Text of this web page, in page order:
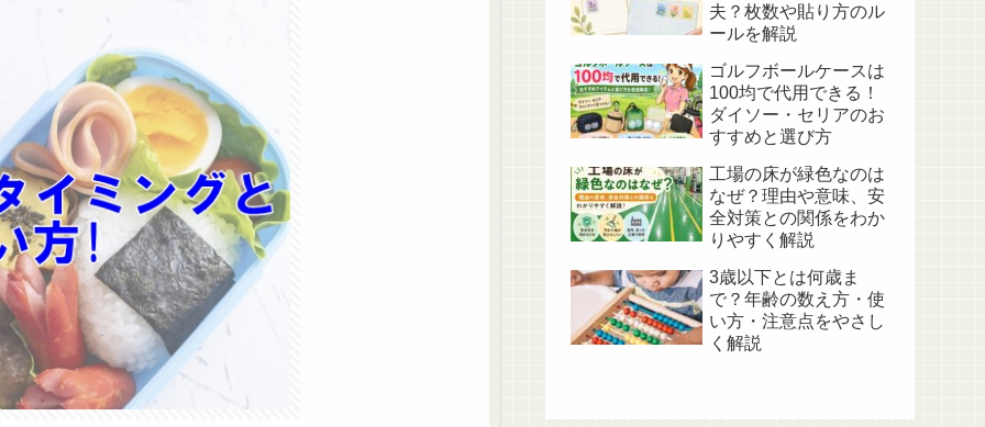
夫？枚数や貼り方のル
ールを解説
ゴルフボールケースは
100均で代用できる！
ダイソー・セリアのお
すすめと選び方
工場の床が緑色なのは
なぜ？理由や意味、安
全対策との関係をわか
りやすく解説
3歳以下とは何歳ま
で？年齢の数え方・使
い方・注意点をやさし
く解説